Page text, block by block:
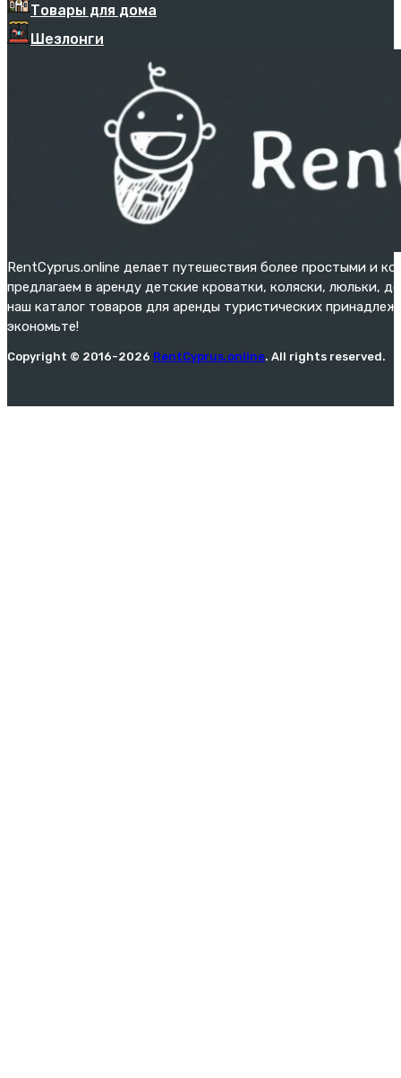
Товары для дома
Шезлонги
RentCyprus.online делает путешествия более простыми и
предлагаем в аренду детские кроватки, коляски, люльки,
наш каталог товаров для аренды туристических
экономьте!
Copyright © 2016-2026 RentCyprus.online. All rights reserved.